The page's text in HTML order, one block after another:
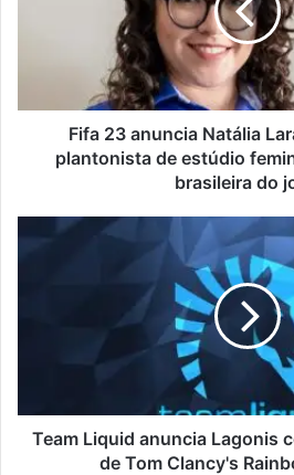
Fifa 23 anuncia Natália
plantonista de estúdio
brasileira do
Team Liquid anuncia Lagonis
de Tom Clancy's